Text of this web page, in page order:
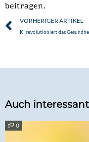
beitragen.
Zurück
VORHERIGER ARTIKEL
Auch
0